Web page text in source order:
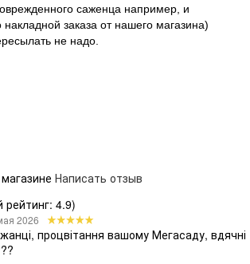
саженца например, и
заказа от нашего магазина)
не надо.
Написать отзыв
рейтинг: 4.9)
2026
процвітання вашому Мегасаду, вдячні